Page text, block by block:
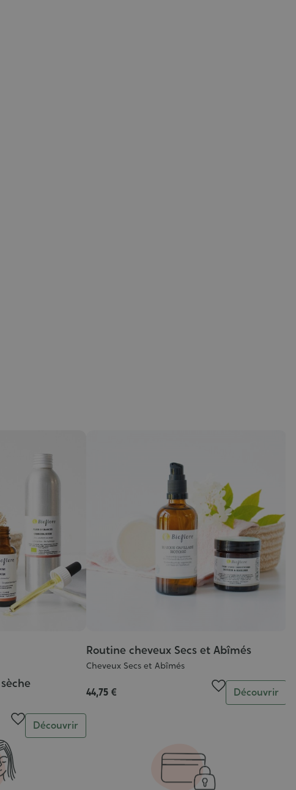
Quantité
Découvrir
Routine cheveux Secs et Abîmés
Cheveux Secs et Abîmés
44,75 € Quantité
Découvrir